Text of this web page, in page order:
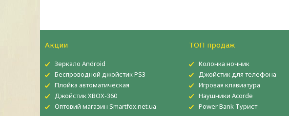
Акции
Зеркало Android
Беспроводной джойстик PS3
Плойка автоматическая
Джойстик XBOX-360
Оптовий магазин Smartfox.net.ua
ТОП продаж
Колонка ночник
Джойстик для телефона
Игровая клавиатура
Наушники Acorde
Power Bank Турист